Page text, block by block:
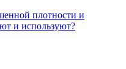
плотности и
и используют?